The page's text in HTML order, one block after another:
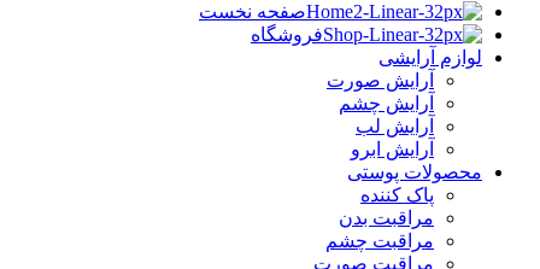
صفحه نخست
فروشگاه
لوازم آرایشی
آرایش صورت
آرایش چشم
آرایش لب
آرایش ابرو
محصولات پوستی
پاک کننده
مراقبت بدن
مراقبت چشم
مراقبت صورت